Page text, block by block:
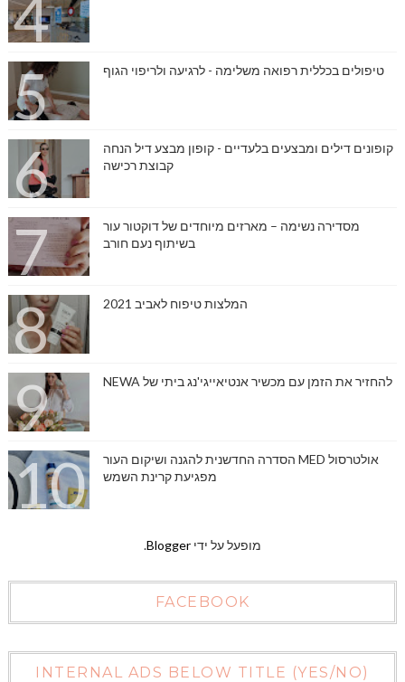
טיפולים בכללית רפואה משלימה - לרגיעה ולריפוי הגוף
קופונים דילים ומבצעים בלעדיים - קופון מבצע דיל הנחה
קבוצת רכישה
מסדירה נשימה – מארזים מיוחדים של דוקטור עור
בשיתוף נעם חורב
המלצות טיפוח לאביב 2021
להחזיר את הזמן עם מכשיר אנטיאייגי'נג ביתי של NEWA
אולטרסול MED הסדרה החדשנית להגנה ושיקום העור
מפגיעת קרינת השמש
מופעל על ידי Blogger
.
FACEBOOK
INTERNAL ADS BELOW TITLE (YES/NO)